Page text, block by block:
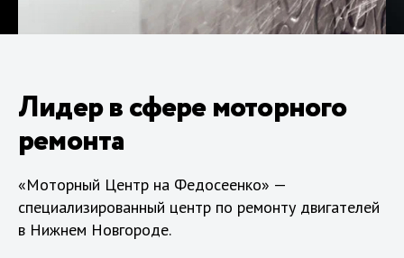
Лидер в сфере моторного
ремонта
«Моторный Центр на Федосеенко» —
специализированный центр по ремонту двигателей
в Нижнем Новгороде.